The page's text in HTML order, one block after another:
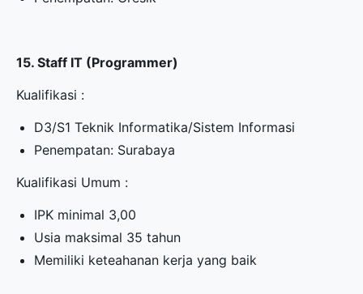
15. Staff IT (Programmer)
Kualifikasi :
D3/S1 Teknik Informatika/Sistem Informasi
Penempatan: Surabaya
Kualifikasi Umum :
IPK minimal 3,00
Usia maksimal 35 tahun
Memiliki keteahanan kerja yang baik